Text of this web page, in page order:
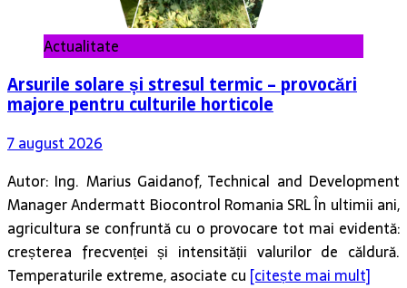
Actualitate
Arsurile solare și stresul termic – provocări
majore pentru culturile horticole
7 august 2026
Autor: Ing. Marius Gaidanof, Technical and Development
Manager Andermatt Biocontrol Romania SRL În ultimii ani,
agricultura se confruntă cu o provocare tot mai evidentă:
creșterea frecvenței și intensității valurilor de căldură.
Temperaturile extreme, asociate cu [citește mai mult]